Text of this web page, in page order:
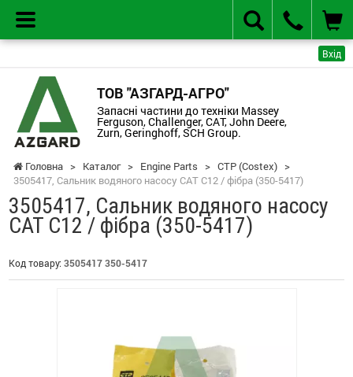
Вхід
ТОВ "АЗГАРД-АГРО"
Запасні частини до техніки Massey
Ferguson, Challenger, CAT, John Deere,
Zurn, Geringhoff, SCH Group.
Головна > Каталог > Engine Parts > CTP (Costex) >
3505417, Сальник водяного насосу CAT C12 / фібра (350-5417)
3505417, Сальник водяного насосу
CAT C12 / фібра (350-5417)
Код товару: 3505417 350-5417